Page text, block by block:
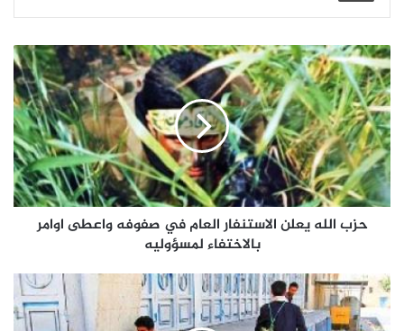
حزب الله يعلن الاستنفار العام في صفوفه واعطى اوامر
بالاختفاء لمسؤوليه